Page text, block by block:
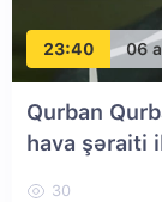
23:40 06
Qurban
hava şəraiti
30